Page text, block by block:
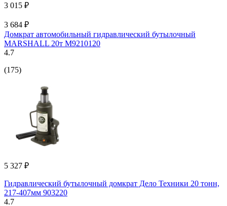
3 015 ₽
3 684 ₽
Домкрат автомобильный гидравлический бутылочный
MARSHALL 20т M9210120
4.7
(175)
5 327 ₽
Гидравлический бутылочный домкрат Дело Техники 20 тонн,
217-407мм 903220
4.7